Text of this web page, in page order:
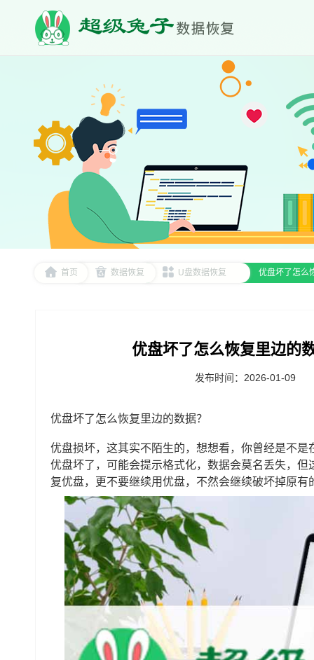
首页 数据恢复 U盘数据恢复 优盘坏了怎么
优盘坏了怎么恢复里边的
发布时间：2026-01-09
优盘坏了怎么恢复里边的数据？
优盘损坏，这其实不陌生的，想想看，你曾经是不
优盘坏了，可能会提示格式化，数据会莫名丢失，
复优盘，更不要继续用优盘，不然会继续破坏掉原